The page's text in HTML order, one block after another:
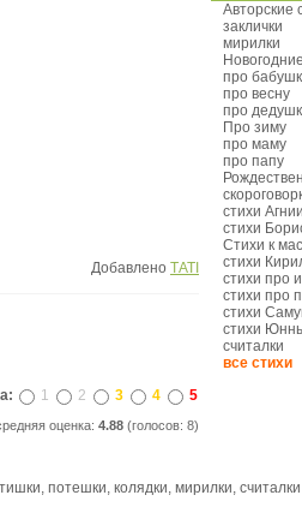
Добавлено ТАТI
1 2 3 4 5
оценка: 4.88 (голосов: 8)
Авторские
заклички
мирилки
про
про весну
про
Про зиму
про маму
про папу
стихи
стихи
Стихи к
стихи
стихи про
стихи про
стихи
стихи
считалки
все стихи
потешки, колядки, мирилки, считалки